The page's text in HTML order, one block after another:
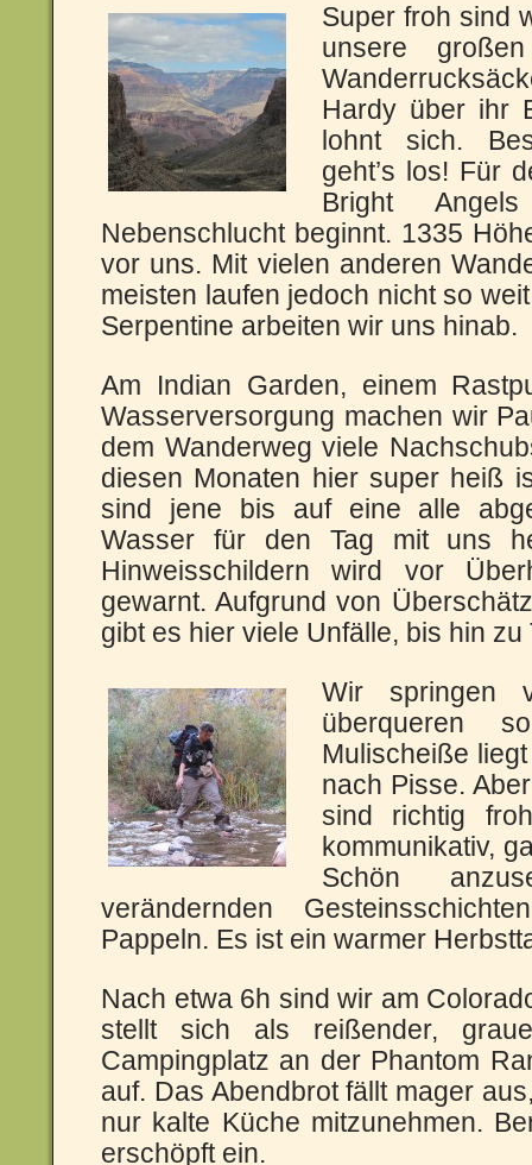
Super froh sind
unsere
Hardy über ihr
lohnt sich.
geht’s los! Für
Bright
Nebenschlucht beginnt. 1335
vor uns. Mit vielen anderen
meisten laufen jedoch nicht so
Serpentine arbeiten wir uns hinab.
Am Indian Garden, einem
Wasserversorgung machen wir
dem Wanderweg viele
diesen Monaten hier super heiß
sind jene bis auf eine alle
Wasser für den Tag mit uns
Hinweisschildern wird vor
gewarnt. Aufgrund von
gibt es hier viele Unfälle, bis hin zu
Wir springen
überqueren
Mulischeiße
nach Pisse.
sind richtig
kommunikativ,
Schön
verändernden
Pappeln. Es ist ein warmer
Nach etwa 6h sind wir am
stellt sich als reißender,
Campingplatz an der Phantom
auf. Das Abendbrot fällt mager
nur kalte Küche mitzunehmen.
erschöpft ein.